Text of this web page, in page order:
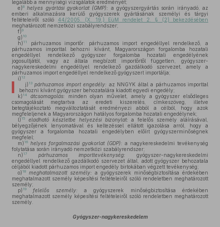
legalább a mennyiségi vizsgálatok eredményét;
e)8 helyes gyártási gyakorlat (GMP): a gyógyszergyártás során irányadó, az
emberi alkalmazásra kerülő gyógyszerek gyártásának személyi és tárgyi
feltételeiről szóló 44/2005. (X. 19.) EüM rendelet 2. § (2) bekezdésében
meghatározott nemzetközi szabályrendszer;
f)9
g) 10
h) 11
párhuzamos importőr: párhuzamos import engedéllyel rendelkező, a
párhuzamos importtal behozni kívánt, Magyarországon forgalomba hozatali
engedéllyel rendelkező gyógyszer forgalomba hozatali engedélyének
jogosultjától, vagy az általa megbízott importőrtől független, gyógyszer-
nagykereskedelmi engedéllyel rendelkező gazdálkodó szervezet, amely a
párhuzamos import engedéllyel rendelkező gyógyszert importálja;
i) 12
j) 13 párhuzamos import engedély: az NNGYK által a párhuzamos importtal
behozni kívánt gyógyszer behozatalára kiadott egyedi engedély;
k) 14 átcsomagolás: minden olyan művelet, amely a gyógyszer elsődleges
csomagolását megtartva az eredeti kiszerelés, címkeszöveg, illetve
betegtájékoztató megváltoztatását eredményezi abból a célból, hogy azok
megfeleljenek a Magyarországon hatályos forgalomba hozatali engedélynek;
l) 15 eladható készletbe helyezési bizonylat: a felelős személy aláírásával,
bélyegzőjének lenyomatával és keltezéssel ellátott igazolása arról, hogy a
gyógyszer a forgalomba hozatali engedélyben előírt gyógyszerminőségnek
megfelel;
m) 16 helyes forgalmazási gyakorlat (GDP): a nagykereskedelmi tevékenység
folytatása során irányadó nemzetközi szabályrendszer;
n) 17 párhuzamos importtevékenység:
gyógyszer-nagykereskedelmi
engedéllyel rendelkező gazdálkodó szervezet által, adott gyógyszer behozatala
céljából kiadott párhuzamos import engedély birtokában végzett tevékenység;
o) 18 meghatalmazott személy: a gyógyszerek minőségbiztosítása érdekében
meghatalmazott személy képesítési feltételeiről szóló rendeletben meghatározott
személy;
p) 19 felelős személy: a gyógyszerek minőségbiztosítása érdekében
meghatalmazott személy képesítési feltételeiről szóló rendeletben meghatározott
személy.
Gyógyszer-nagykereskedelem